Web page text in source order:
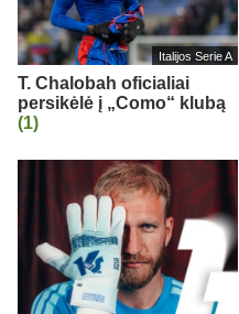
Italijos Serie A
T. Chalobah oficialiai
persikėlė į „Como“ klubą
(1)